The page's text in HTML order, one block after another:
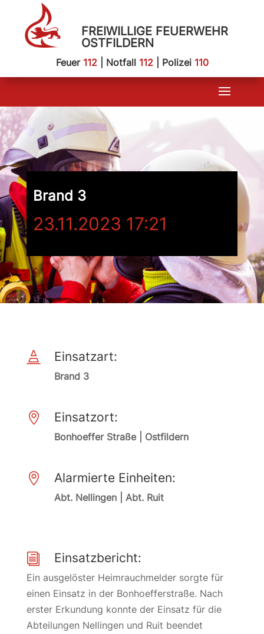
FREIWILLIGE FEUERWEHR
OSTFILDERN
Feuer 112| Notfall 112| Polizei 110
Brand 3
23.11.2023 17:21
 Einsatzart:
Brand 3
 Einsatzort:
Bonhoeffer Straße | Ostfildern
 Alarmierte Einheiten:
Abt. Nellingen | Abt. Ruit
i Einsatzbericht:
Ein ausgelöster Heimrauchmelder sorgte für
einen Einsatz in der Bonhoefferstraße. Nach
erster Erkundung konnte der Einsatz für die
Abteilungen Nellingen und Ruit beendet